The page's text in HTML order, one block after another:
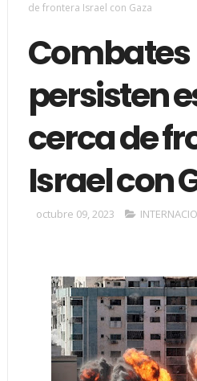
de frontera Israel con Gaza
Combates
persisten
cerca de
Israel con
octubre 09, 2023